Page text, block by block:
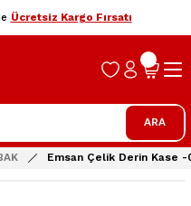
Ücretsiz Kargo Fırsatı
ARA
Emsan Çelik Derin Kase